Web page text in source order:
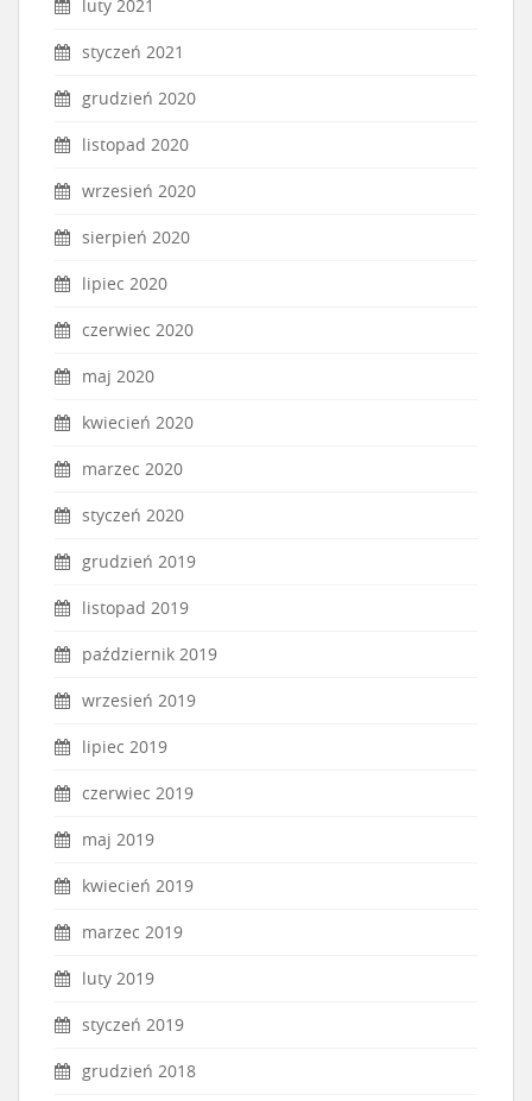
luty 2021
styczeń 2021
grudzień 2020
listopad 2020
wrzesień 2020
sierpień 2020
lipiec 2020
czerwiec 2020
maj 2020
kwiecień 2020
marzec 2020
styczeń 2020
grudzień 2019
listopad 2019
październik 2019
wrzesień 2019
lipiec 2019
czerwiec 2019
maj 2019
kwiecień 2019
marzec 2019
luty 2019
styczeń 2019
grudzień 2018